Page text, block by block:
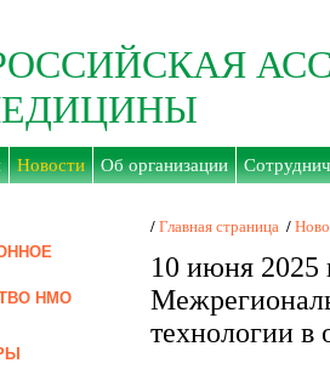
Новости Об организации
НМО
/ Главная страница /
10 июня 2025
технологии